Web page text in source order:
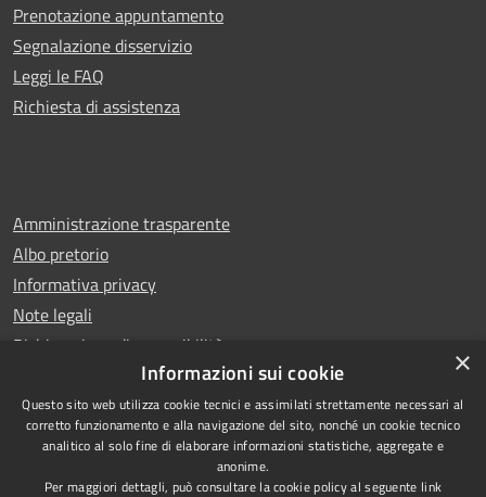
Prenotazione appuntamento
Segnalazione disservizio
Leggi le FAQ
Richiesta di assistenza
Amministrazione trasparente
Albo pretorio
Informativa privacy
Note legali
Dichiarazione di accessibilità
RSS
Accessibilità
Copyright © 2026 • Comune di
Castello di Cisterna • Powered
×
Informazioni sui cookie
Questo sito web utilizza cookie tecnici e assimilati strettamente necessari al
corretto funzionamento e alla navigazione del sito, nonché un cookie tecnico
analitico al solo fine di elaborare informazioni statistiche, aggregate e
anonime.
Per maggiori dettagli, può consultare la cookie policy al seguente link